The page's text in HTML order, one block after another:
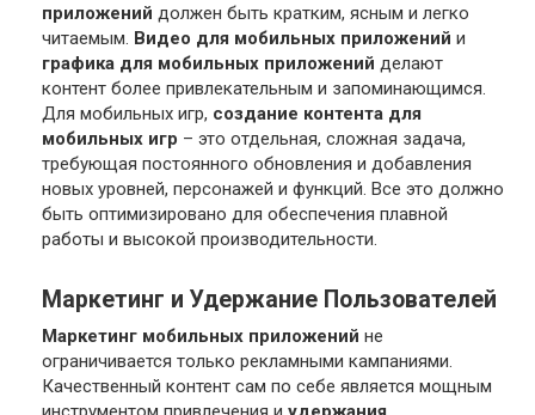
приложений должен быть кратким, ясным и легко
читаемым. Видео для мобильных приложений и
графика для мобильных приложений делают
контент более привлекательным и запоминающимся.
Для мобильных игр, создание контента для
мобильных игр – это отдельная, сложная задача,
требующая постоянного обновления и добавления
новых уровней, персонажей и функций. Все это должно
быть оптимизировано для обеспечения плавной
работы и высокой производительности.
Маркетинг и Удержание Пользователей
Маркетинг мобильных приложений не
ограничивается только рекламными кампаниями.
Качественный контент сам по себе является мощным